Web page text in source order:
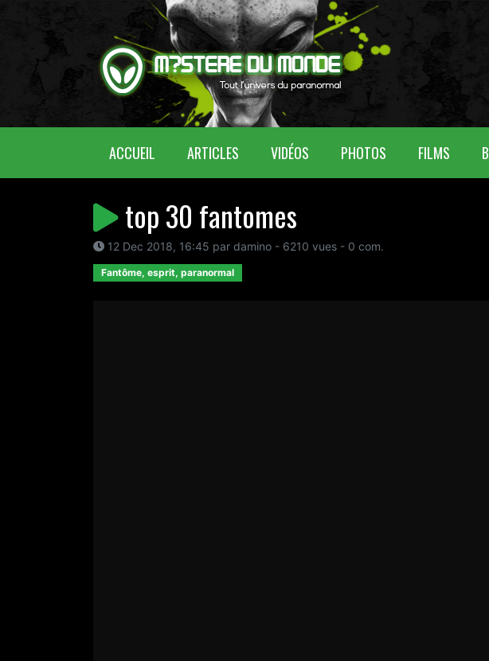
ACCUEIL (CURRENT)ARTICLES VIDÉOS PHOTOS FILMS
top 30 fantomes
12 Dec 2018, 16:45 par damino - 6210 vues - 0 com.
Fantôme, esprit, paranormal